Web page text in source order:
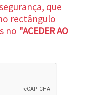
que
rectângulo
no "ACEDER AO